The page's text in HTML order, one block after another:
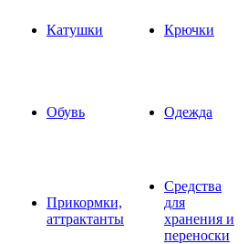
Катушки Крючки
Обувь Одежда
Прикормки,
аттрактанты
Средства
для
хранения и
переноски